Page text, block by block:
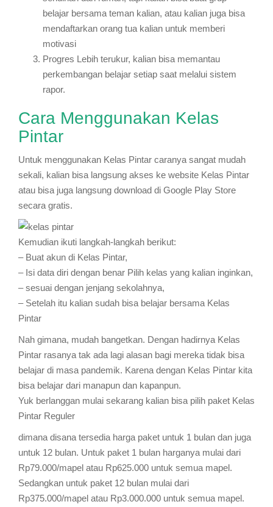
belajar bersama teman kalian, atau kalian juga bisa
mendaftarkan orang tua kalian untuk memberi
motivasi
Progres Lebih terukur, kalian bisa memantau
perkembangan belajar setiap saat melalui sistem
rapor.
Cara Menggunakan Kelas
Pintar
Untuk menggunakan Kelas Pintar caranya sangat mudah
sekali, kalian bisa langsung akses ke website Kelas Pintar
atau bisa juga langsung download di Google Play Store
secara gratis.
Kemudian ikuti langkah-langkah berikut:
– Buat akun di Kelas Pintar,
– Isi data diri dengan benar Pilih kelas yang kalian inginkan,
– sesuai dengan jenjang sekolahnya,
– Setelah itu kalian sudah bisa belajar bersama Kelas
Pintar
Nah gimana, mudah bangetkan. Dengan hadirnya Kelas
Pintar rasanya tak ada lagi alasan bagi mereka tidak bisa
belajar di masa pandemik. Karena dengan Kelas Pintar kita
bisa belajar dari manapun dan kapanpun.
Yuk berlanggan mulai sekarang kalian bisa pilih paket Kelas
Pintar Reguler
dimana disana tersedia harga paket untuk 1 bulan dan juga
untuk 12 bulan. Untuk paket 1 bulan harganya mulai dari
Rp79.000/mapel atau Rp625.000 untuk semua mapel.
Sedangkan untuk paket 12 bulan mulai dari
Rp375.000/mapel atau Rp3.000.000 untuk semua mapel.